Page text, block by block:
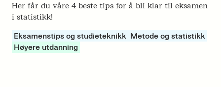
Her får du våre 4 beste tips for å bli klar til eksamen
i statistikk!
Eksamenstips og studieteknikk Metode og statistikk
Høyere utdanning